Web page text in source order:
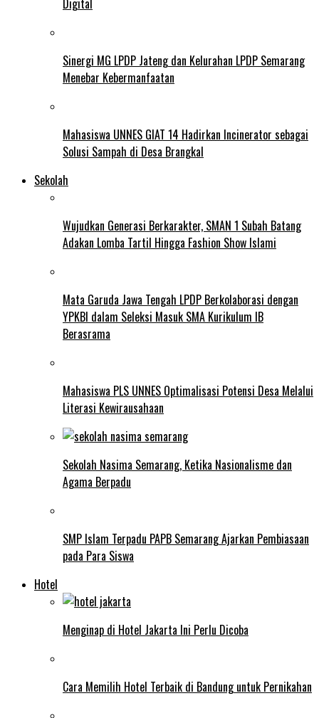
Digital
Sinergi MG LPDP Jateng dan Kelurahan LPDP Semarang
Menebar Kebermanfaatan
Mahasiswa UNNES GIAT 14 Hadirkan Incinerator sebagai
Solusi Sampah di Desa Brangkal
Sekolah
Wujudkan Generasi Berkarakter, SMAN 1 Subah Batang
Adakan Lomba Tartil Hingga Fashion Show Islami
Mata Garuda Jawa Tengah LPDP Berkolaborasi dengan
YPKBI dalam Seleksi Masuk SMA Kurikulum IB
Berasrama
Mahasiswa PLS UNNES Optimalisasi Potensi Desa Melalui
Literasi Kewirausahaan
Sekolah Nasima Semarang, Ketika Nasionalisme dan
Agama Berpadu
SMP Islam Terpadu PAPB Semarang Ajarkan Pembiasaan
pada Para Siswa
Hotel
Menginap di Hotel Jakarta Ini Perlu Dicoba
Cara Memilih Hotel Terbaik di Bandung untuk Pernikahan